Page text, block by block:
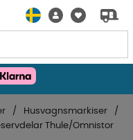
Husvagnsmarkiser
Thule/Omnistor